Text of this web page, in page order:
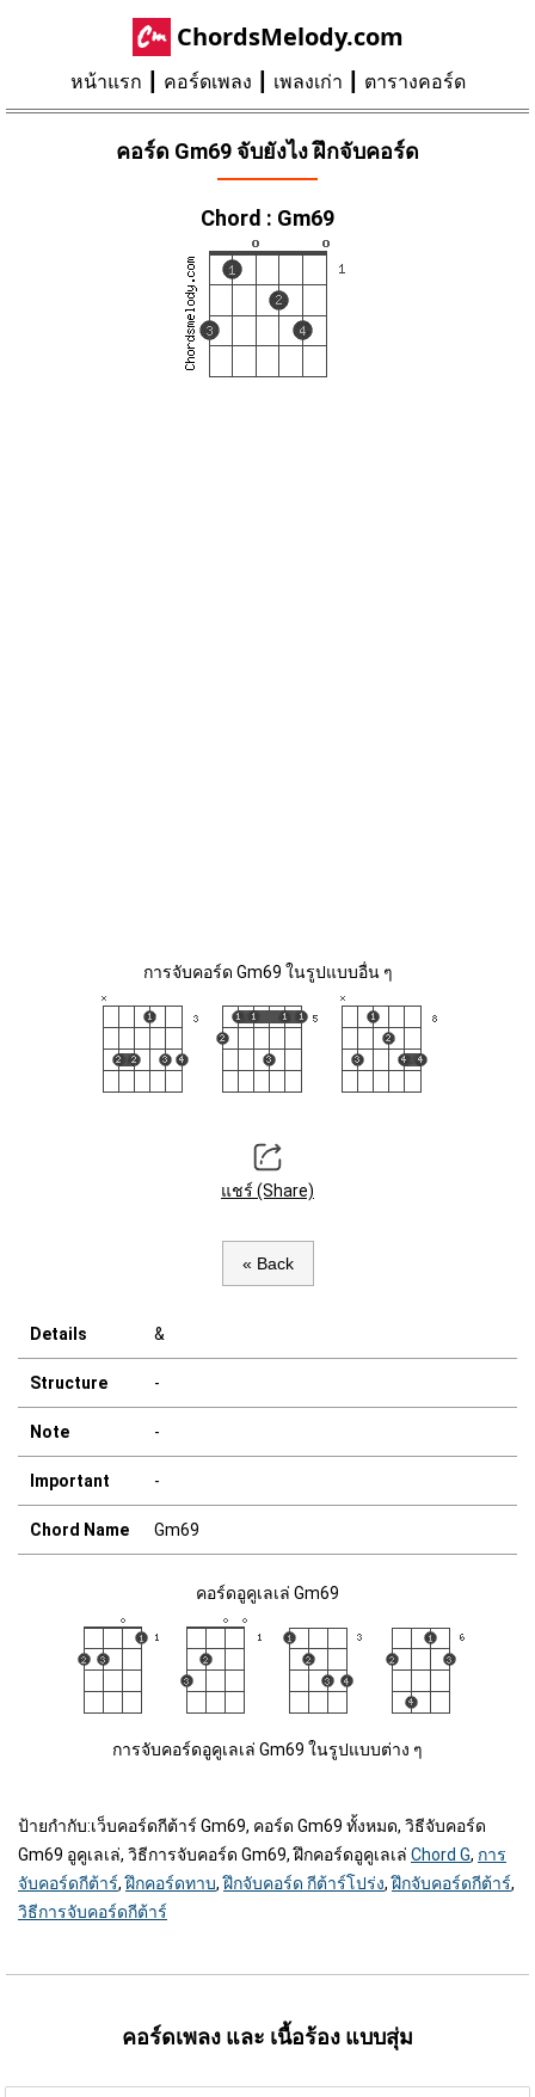
ChordsMelody.com
หน้าแรก คอร์ดเพลง เพลงเก่า ตารางคอร์ด
คอร์ด Gm69 จับยังไง ฝึกจับคอร์ด
Chord : Gm69
การจับคอร์ด Gm69 ในรูปแบบอื่น ๆ
แชร์ (Share)
« Back
Details &
Structure -
Note -
Important -
Chord Name Gm69
คอร์ดอูคูเลเล่ Gm69
การจับคอร์ดอูคูเลเล่ Gm69 ในรูปแบบต่าง ๆ
ป้ายกำกับ:เว็บคอร์ดกีต้าร์ Gm69, คอร์ด Gm69 ทั้งหมด, วิธีจับคอร์ด
Gm69 อูคูเลเล่, วิธีการจับคอร์ด Gm69, ฝึกคอร์ดอูคูเลเล่ Chord G, การ
จับคอร์ดกีต้าร์,ฝึกคอร์ดทาบ,ฝึกจับคอร์ด กีต้าร์โปร่ง,ฝึกจับคอร์ดกีต้าร์,
วิธีการจับคอร์ดกีต้าร์
คอร์ดเพลง และ เนื้อร้อง แบบสุ่ม